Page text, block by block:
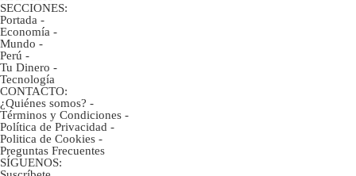
SECCIONES:
Portada -
Economía -
Mundo -
Perú -
Tu Dinero -
Tecnología
CONTACTO:
¿Quiénes somos? -
Términos y Condiciones -
Política de Privacidad -
Politica de Cookies -
Preguntas Frecuentes
SÍGUENOS: